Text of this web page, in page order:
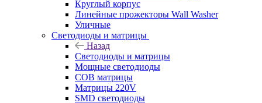
Круглый корпус
Линейные прожекторы Wall Washer
Уличные
Светодиоды и матрицы
Назад
Светодиоды и матрицы
Мощные светодиоды
COB матрицы
Матрицы 220V
SMD светодиоды